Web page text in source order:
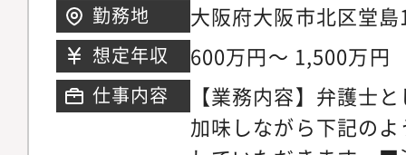
事務所では業務支援
研修実施やオフィス
おります。領域が広
領域についてミスマ
やかなサポート体制
き、短期間で弁護士
事ができる環境です
マーケティング・営
事務所では各専門チ
の段階から弁護士が
勤務地
大阪府大阪市北区堂
新道ビル2階※希望考
想定年収 600万円～ 1,500万円
仕事内容
【業務内容】弁護士
加味しながら下記の